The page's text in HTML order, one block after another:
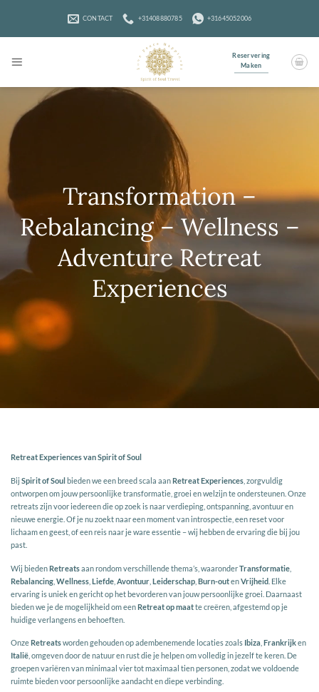
CONTACT +31408880785 +31645052006
Reservering
Maken
Transformation –
Rebalancing – Wellness –
Adventure Retreat
Experiences
Retreat Experiences van Spirit of Soul
Bij Spirit of Soulbieden we een breed scala aanRetreat Experiences , zorgvuldig
ontworpen om jouw persoonlijke transformatie, groei en welzijn te ondersteunen. Onze
retreats zijn voor iedereen die op zoek is naar verdieping, ontspanning, avontuur en
nieuwe energie. Of je nu zoekt naar een moment van introspectie, een reset voor
lichaam en geest, of een reis naar je ware essentie – wij hebben de ervaring die bij jou
past.
Wij biedenRetreats aan rondom verschillende thema’s, waaronderTransformatie
Rebalancing Wellness Liefde Avontuur Leiderschap Burn-outenVrijheid . Elke
ervaring is uniek en gericht op het bevorderen van jouw persoonlijke groei. Daarnaast
bieden we je de mogelijkheid om eenRetreat op maatte creëren, afgestemd op je
huidige verlangens en behoeften.
OnzeRetreatsworden gehouden op adembenemende locaties zoals Ibiza Frankrijken
Italië , omgeven door de natuur en rust die je helpen om volledig in jezelf te keren. De
groepen variëren van minimaal vier tot maximaal tien personen, zodat we voldoende
ruimte bieden voor persoonlijke aandacht en diepe verbinding.